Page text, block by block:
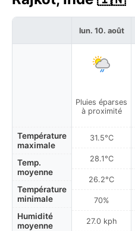
Température
maximale
Temp.
moyenne
Température
minimale
Humidité
moyenne
lun. 10. août
Pluies éparses
à proximité
31.5°C
28.1°C
26.2°C
70%
27.0 kph